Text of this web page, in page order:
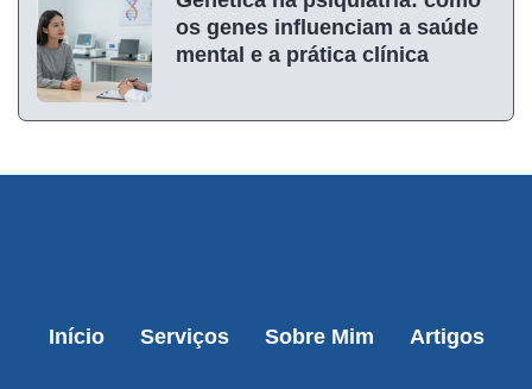
os genes influenciam a saúde
mental e a prática clínica
Início Serviços Sobre Mim Artigos